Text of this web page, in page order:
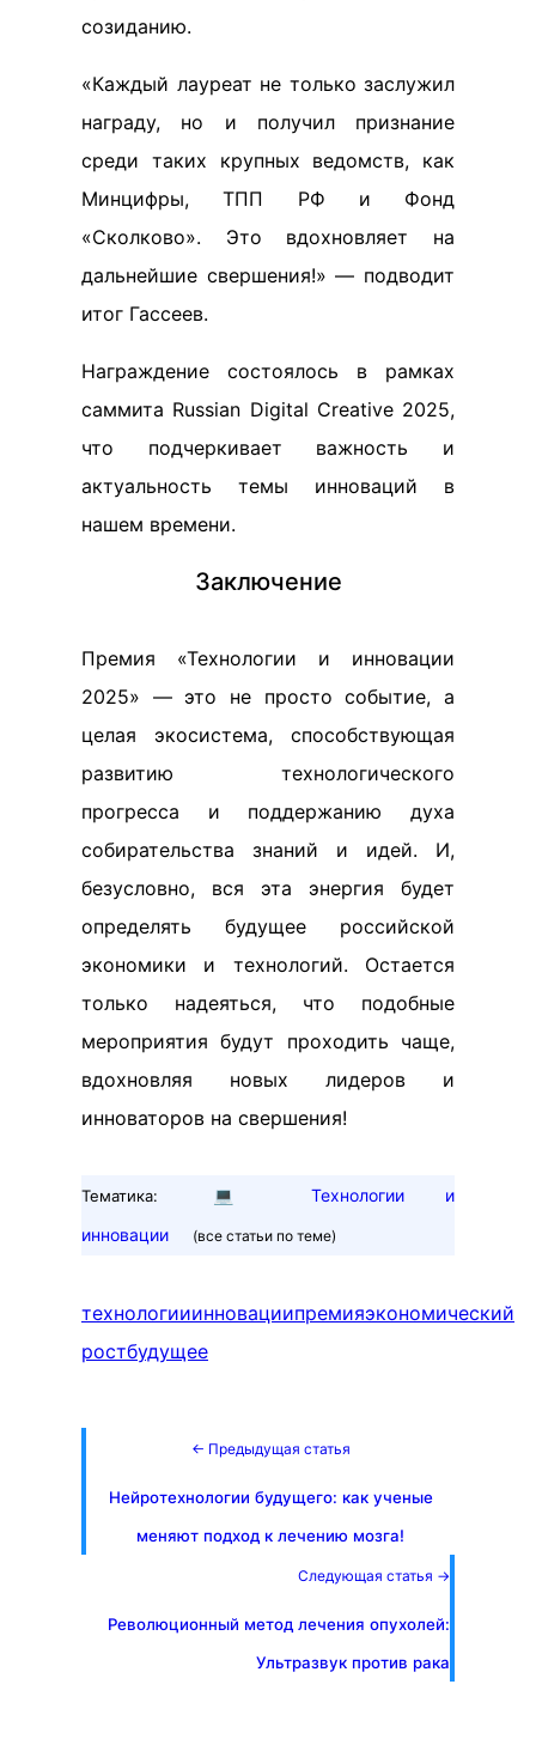
созиданию.
«Каждый лауреат не только заслужил
награду, но и получил признание
среди таких крупных ведомств, как
Минцифры, ТПП РФ и Фонд
«Сколково». Это вдохновляет на
дальнейшие свершения!» — подводит
итог Гассеев.
Награждение состоялось в рамках
саммита Russian Digital Creative 2025,
что подчеркивает важность и
актуальность темы инноваций в
нашем времени.
Заключение
Премия «Технологии и инновации
2025» — это не просто событие, а
целая экосистема, способствующая
развитию технологического
прогресса и поддержанию духа
собирательства знаний и идей. И,
безусловно, вся эта энергия будет
определять будущее российской
экономики и технологий. Остается
только надеяться, что подобные
мероприятия будут проходить чаще,
вдохновляя новых лидеров и
инноваторов на свершения!
Тематика: 💻
Технологии и
инновации
(все статьи по теме)
технологииинновациипремияэкономический
ростбудущее
← Предыдущая статья
Нейротехнологии будущего: как ученые
меняют подход к лечению мозга!
Следующая статья →
Революционный метод лечения опухолей:
Ультразвук против рака